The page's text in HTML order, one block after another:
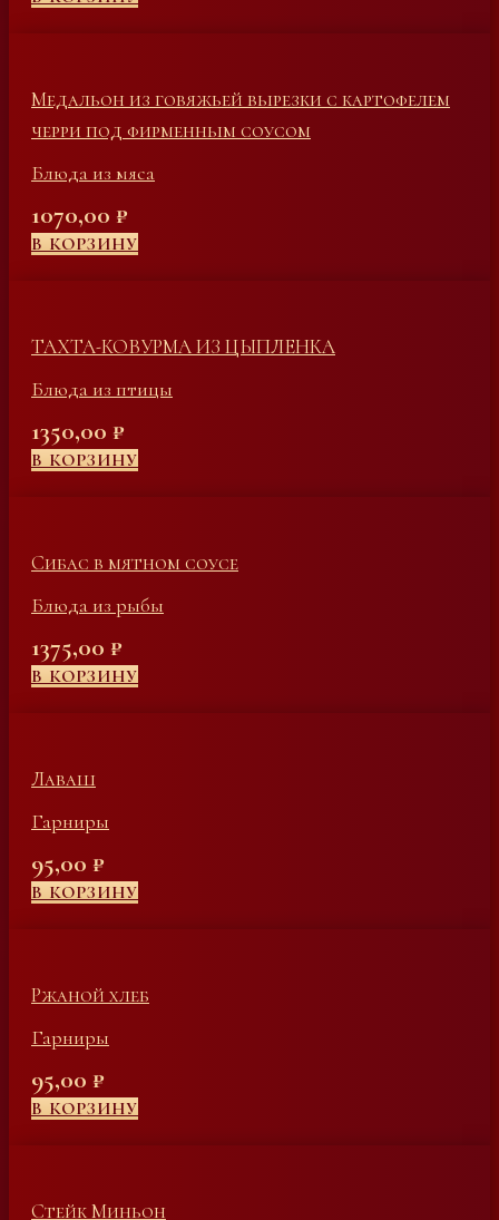
Медальон из говяжьей вырезки с картофелем
черри под фирменным соусом
Блюда из мяса
1070,00 ₽
В КОРЗИНУ
ТАХТА-КОВУРМА ИЗ ЦЫПЛЕНКА
Блюда из птицы
1350,00 ₽
В КОРЗИНУ
Сибас в мятном соусе
Блюда из рыбы
1375,00 ₽
В КОРЗИНУ
Лаваш
Гарниры
95,00 ₽
В КОРЗИНУ
Ржаной хлеб
Гарниры
95,00 ₽
В КОРЗИНУ
Стейк Миньон